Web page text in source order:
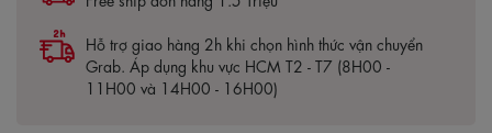
Hỗ trợ giao hàng 2h khi chọn hình thức vận chuyển
Grab. Áp dụng khu vực HCM T2 - T7 (8H00 -
11H00 và 14H00 - 16H00)